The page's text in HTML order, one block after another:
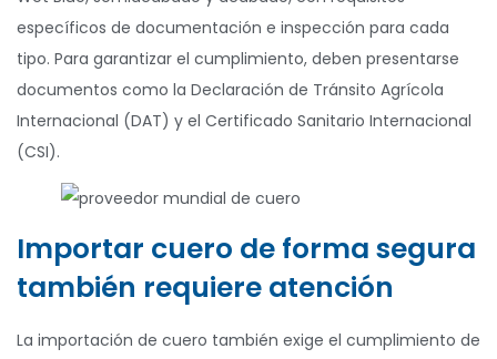
específicos de documentación e inspección para cada
tipo. Para garantizar el cumplimiento, deben presentarse
documentos como la Declaración de Tránsito Agrícola
Internacional (DAT) y el Certificado Sanitario Internacional
(CSI).
Importar cuero de forma segura
también requiere atención
La importación de cuero también exige el cumplimiento de